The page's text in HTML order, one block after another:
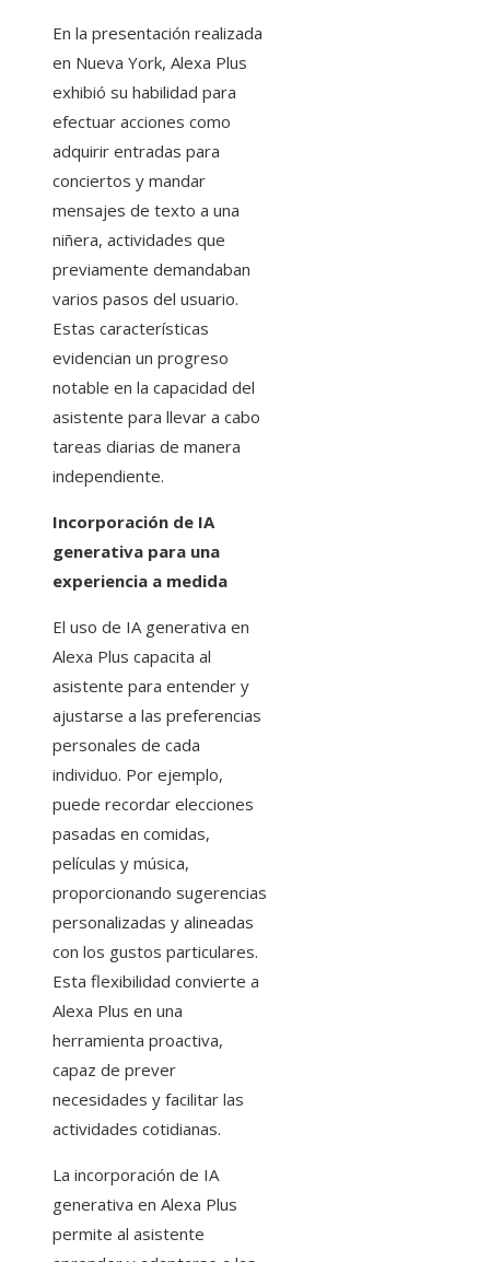
En la presentación realizada
en Nueva York, Alexa Plus
exhibió su habilidad para
efectuar acciones como
adquirir entradas para
conciertos y mandar
mensajes de texto a una
niñera, actividades que
previamente demandaban
varios pasos del usuario.
Estas características
evidencian un progreso
notable en la capacidad del
asistente para llevar a cabo
tareas diarias de manera
independiente.
Incorporación de IA
generativa para una
experiencia a medida
El uso de IA generativa en
Alexa Plus capacita al
asistente para entender y
ajustarse a las preferencias
personales de cada
individuo. Por ejemplo,
puede recordar elecciones
pasadas en comidas,
películas y música,
proporcionando sugerencias
personalizadas y alineadas
con los gustos particulares.
Esta flexibilidad convierte a
Alexa Plus en una
herramienta proactiva,
capaz de prever
necesidades y facilitar las
actividades cotidianas.
La incorporación de IA
generativa en Alexa Plus
permite al asistente